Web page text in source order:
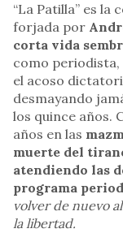
“La Patilla” es
forjada por
corta vida
como
el acoso
desmayando
los quince años.
años en las
muerte del
atendiendo las
programa
volver de nuevo
la libertad.